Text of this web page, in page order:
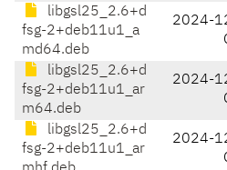
libgsl25_2.6+d
fsg-2+deb11u1_a
md64.deb
2024-
libgsl25_2.6+d
fsg-2+deb11u1_ar
m64.deb
2024-
libgsl25_2.6+d
fsg-2+deb11u1_ar
2024-